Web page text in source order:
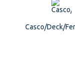
Casco/Deck/